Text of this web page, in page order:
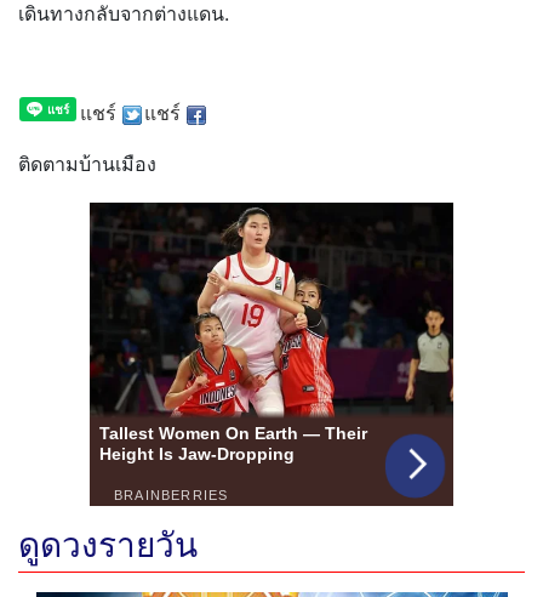
เดินทางกลับจากต่างแดน.
แชร์ แชร์
ติดตามบ้านเมือง
ดูดวงรายวัน